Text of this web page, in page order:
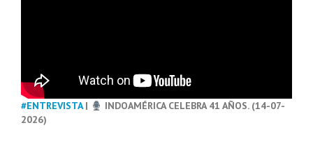
#ENTREVISTA|
INDOAMÉRICA CELEBRA 41 AÑOS. (14-07-
2026)